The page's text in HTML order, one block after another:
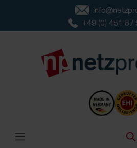
+49 (0) 451 87